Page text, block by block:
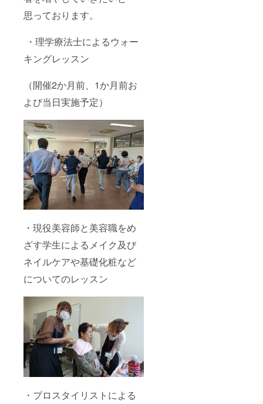
思っております。
・理学療法士によるウォー
キングレッスン
（開催2か月前、1か月前お
よび当日実施予定）
・現役美容師と美容職をめ
ざす学生によるメイク及び
ネイルケアや基礎化粧など
についてのレッスン
・プロスタイリストによる